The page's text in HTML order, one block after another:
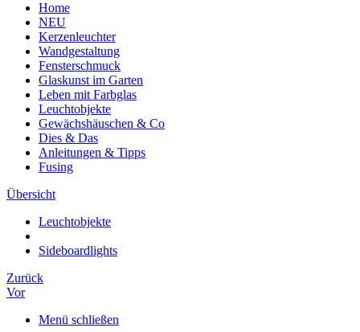
Home
NEU
Kerzenleuchter
Wandgestaltung
Fensterschmuck
Glaskunst im Garten
Leben mit Farbglas
Leuchtobjekte
Gewächshäuschen & Co
Dies & Das
Anleitungen & Tipps
Fusing
Übersicht
Leuchtobjekte
Sideboardlights
Zurück
Vor
Menü schließen